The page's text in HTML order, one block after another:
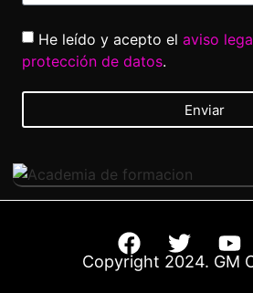
He leído y acepto el aviso
protección de datos.
Enviar
Copyright 2024. GM